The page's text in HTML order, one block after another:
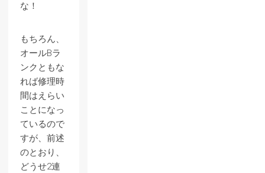
な！
もちろん、
オールBラ
ンクともな
れば修理時
間はえらい
ことになっ
ているので
すが、前述
のとおり、
どうせ2連